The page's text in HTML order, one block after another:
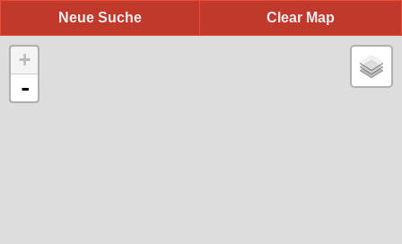
Clear Map
Neue Suche
+
-